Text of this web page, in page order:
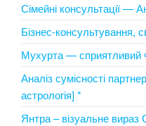
Сімейні консультації —
Бізнес-консультування,
Мухурта — сприятливий
Аналіз сумісності
астрологія] *
Янтра – візуальне вираз